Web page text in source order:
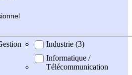
Industrie (3)
Informatique /
Télécommunication